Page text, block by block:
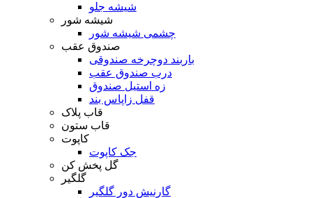
شیشه جلو
شیشه شور
چشمی شیشه شور
صندوق عقب
باربند دوچرخه صندوقی
درب صندوق عقب
زه استیل صندوق
قفل زاپاس بند
قاب پلاک
قاب ستون
کاپوت
جک کاپوت
گل پخش کن
گلگیر
گارنیش دور گلگیر